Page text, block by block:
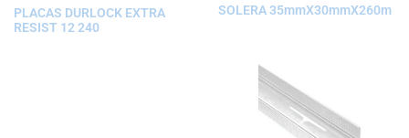
PLACAS DURLOCK EXTRA
RESIST 12 240
SOLERA 35mmX30mmX260m